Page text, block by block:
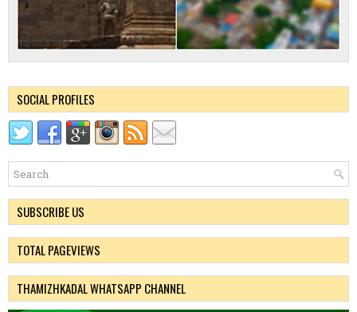
SOCIAL PROFILES
SUBSCRIBE US
TOTAL PAGEVIEWS
THAMIZHKADAL WHATSAPP CHANNEL